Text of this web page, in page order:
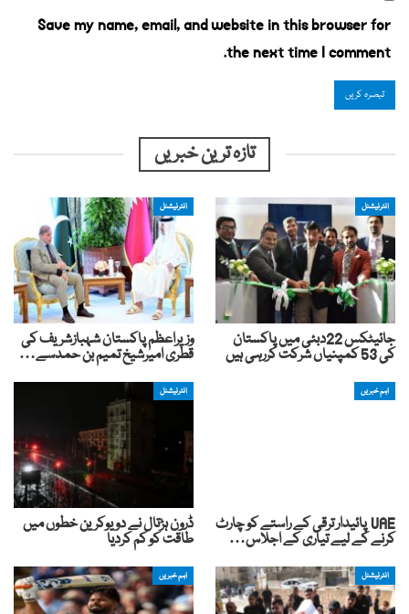
Save my name, email, and website in this browser for
the next time I comment.
تازہ ترین خبریں
انٹرنیشنل
جائیٹکس 22دبئی میں پاکستان
کی 53 کمپنیاں شرکت کررہی ہیں
انٹرنیشنل
وزیراعظم پاکستان شہبازشریف کی
قطری امیرشیخ تمیم بن حمدسے…
اہم خبریں
UAE پائیدار ترقی کے راستے کو چارٹ
کرنے کے لیے تیاری کے اجلاس…
انٹرنیشنل
ڈرون ہڑتال نے دو یوکرین خطوں میں
طاقت کو کم کردیا
انٹرنیشنل اہم خبریں